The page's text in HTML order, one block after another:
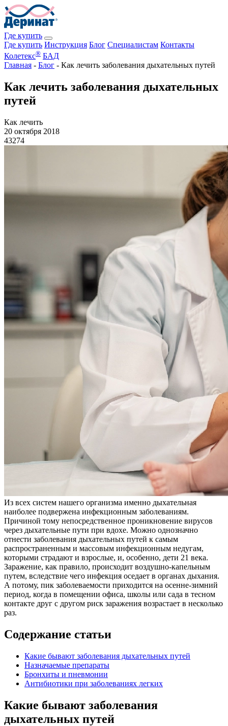
Где купить
Где купить Инструкция Блог Специалистам Контакты
Колетекс® БАД
Главная - Блог - Как лечить заболевания дыхательных путей
Как лечить заболевания дыхательных
путей
Как лечить
20 октября 2018
43274
Из всех систем нашего организма именно дыхательная
наиболее подвержена инфекционным заболеваниям.
Причиной тому непосредственное проникновение вирусов
через дыхательные пути при вдохе. Можно однозначно
отнести заболевания дыхательных путей к самым
распространенным и массовым инфекционным недугам,
которыми страдают и взрослые, и, особенно, дети 21 века.
Заражение, как правило, происходит воздушно-капельным
путем, вследствие чего инфекция оседает в органах дыхания.
А потому, пик заболеваемости приходится на осенне-зимний
период, когда в помещении офиса, школы или сада в тесном
контакте друг с другом риск заражения возрастает в несколько
раз.
Содержание статьи
Какие бывают заболевания дыхательных путей
Назначаемые препараты
Бронхиты и пневмонии
Антибиотики при заболеваниях легких
Какие бывают заболевания
дыхательных путей